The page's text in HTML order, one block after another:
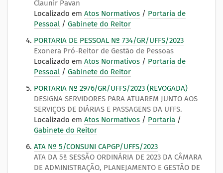
Claunir Pavan
Localizado em Atos Normativos / Portaria de
Pessoal / Gabinete do Reitor
PORTARIA DE PESSOAL Nº 734/GR/UFFS/2023
Exonera Pró-Reitor de Gestão de Pessoas
Localizado em Atos Normativos / Portaria de
Pessoal / Gabinete do Reitor
PORTARIA Nº 2976/GR/UFFS/2023 (REVOGADA)
DESIGNA SERVIDORES PARA ATUAREM JUNTO AOS
SERVIÇOS DE DIÁRIAS E PASSAGENS DA UFFS.
Localizado em Atos Normativos / Portaria /
Gabinete do Reitor
ATA Nº 5/CONSUNI CAPGP/UFFS/2023
ATA DA 5ª SESSÃO ORDINÁRIA DE 2023 DA CÂMARA
DE ADMINISTRAÇÃO, PLANEJAMENTO E GESTÃO DE